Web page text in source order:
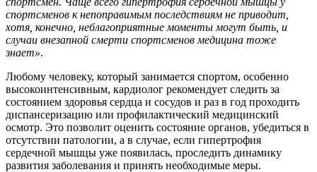
спортсменов к непоправимым последствиям не приводит,
хотя, конечно, неблагоприятные моменты могут быть, и
случаи внезапной смерти спортсменов медицина тоже
знает».
Любому человеку, который занимается спортом, особенно
высокоинтенсивным, кардиолог рекомендует следить за
состоянием здоровья сердца и сосудов и раз в год проходить
диспансеризацию или профилактический медицинский
осмотр. Это позволит оценить состояние органов, убедиться в
отсутствии патологии, а в случае, если гипертрофия
сердечной мышцы уже появилась, проследить динамику
развития заболевания и принять необходимые меры.